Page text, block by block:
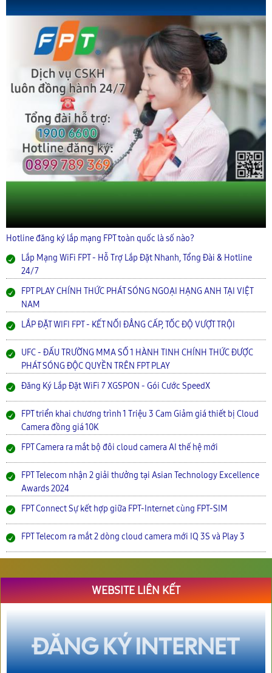
Hotline đăng ký lắp mạng FPT toàn quốc là số nào?
Lắp Mạng WiFi FPT - Hỗ Trợ Lắp Đặt Nhanh, Tổng Đài & Hotline
24/7
FPT PLAY CHÍNH THỨC PHÁT SÓNG NGOẠI HẠNG ANH TẠI VIỆT
NAM
LẮP ĐẶT WIFI FPT - KẾT NỐI ĐẲNG CẤP, TỐC ĐỘ VƯỢT TRỘI
UFC - ĐẤU TRƯỜNG MMA SỐ 1 HÀNH TINH CHÍNH THỨC ĐƯỢC
PHÁT SÓNG ĐỘC QUYỀN TRÊN FPT PLAY
Đăng Ký Lắp Đặt WiFi 7 XGSPON - Gói Cước SpeedX
FPT triển khai chương trình 1 Triệu 3 Cam Giảm giá thiết bị Cloud
Camera đồng giá 10K
FPT Camera ra mắt bộ đôi cloud camera AI thế hệ mới
FPT Telecom nhận 2 giải thưởng tại Asian Technology Excellence
Awards 2024
FPT Connect Sự kết hợp giữa FPT-Internet cùng FPT-SIM
FPT Telecom ra mắt 2 dòng cloud camera mới IQ 3S và Play 3
WEBSITE LIÊN KẾT